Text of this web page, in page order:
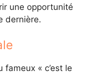
une opportunité
dernière.
« c’est le